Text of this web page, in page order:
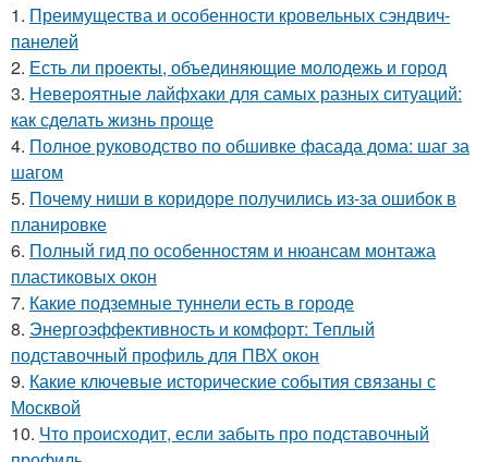
1. Преимущества и особенности кровельных сэндвич-
панелей
2. Есть ли проекты, объединяющие молодежь и город
3. Невероятные лайфхаки для самых разных ситуаций:
как сделать жизнь проще
4. Полное руководство по обшивке фасада дома: шаг за
шагом
5. Почему ниши в коридоре получились из-за ошибок в
планировке
6. Полный гид по особенностям и нюансам монтажа
пластиковых окон
7. Какие подземные туннели есть в городе
8. Энергоэффективность и комфорт: Теплый
подставочный профиль для ПВХ окон
9. Какие ключевые исторические события связаны с
Москвой
10. Что происходит, если забыть про подставочный